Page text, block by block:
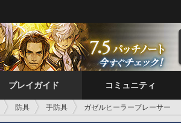
プレイガイド コミュニティ
防具 手防具 ガゼルヒーラーブレーサー